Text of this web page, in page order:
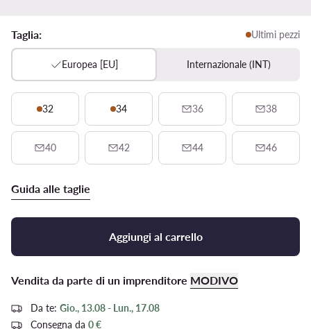
Taglia: Ultimi pezzi
Europea [EU] Internazionale (INT)
32 34 36 38
40 42 44 46
Guida alle taglie
Aggiungi al carrello
Vendita da parte di un imprenditore MODIVO
Da te: Gio., 13.08 - Lun., 17.08
Consegna da 0 €